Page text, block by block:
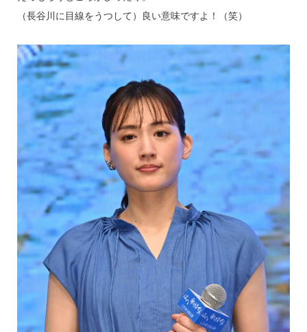
（長谷川に目線をうつして）良い意味ですよ！（笑）